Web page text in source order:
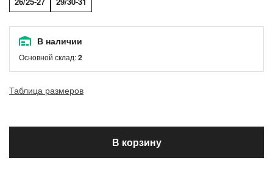
В наличии
Основной склад:2
Таблица размеров
В корзину